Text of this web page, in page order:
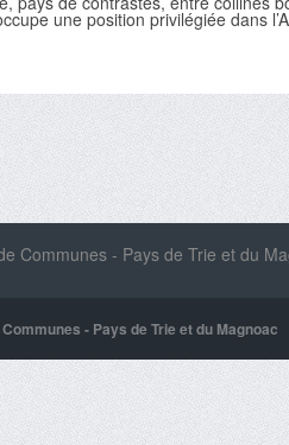
une position privilégiée dans
Communes - Pays de Trie et du
- Pays de Trie et du Magnoac